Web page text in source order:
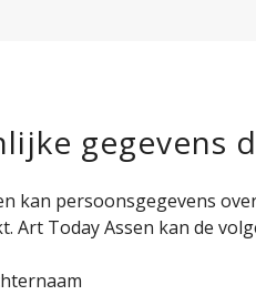
gegevens
kan persoonsgegevens
Art Today Assen kan de